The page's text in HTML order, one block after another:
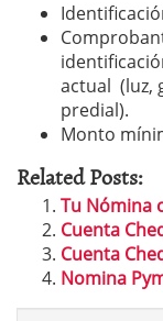
actual (luz,
predial).
Monto
Related Posts:
Tu Nómina
Cuenta
Cuenta
Nomina